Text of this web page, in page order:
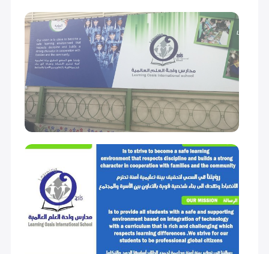
أول متوسط (Grade 7) 24,400
24,400
ثاني متوسط (Grade 8) 24,400
24,400
ثالث متوسط (Grade 9) 24,400
24,400